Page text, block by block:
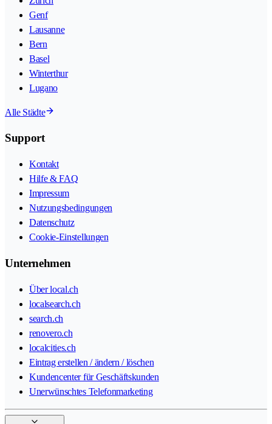
Genf
Lausanne
Bern
Basel
Winterthur
Lugano
Alle Städte
Support
Kontakt
Hilfe & FAQ
Impressum
Nutzungsbedingungen
Datenschutz
Cookie-Einstellungen
Unternehmen
Über local.ch
localsearch.ch
search.ch
renovero.ch
localcities.ch
Eintrag erstellen / ändern / löschen
Kundencenter für Geschäftskunden
Unerwünschtes Telefonmarketing